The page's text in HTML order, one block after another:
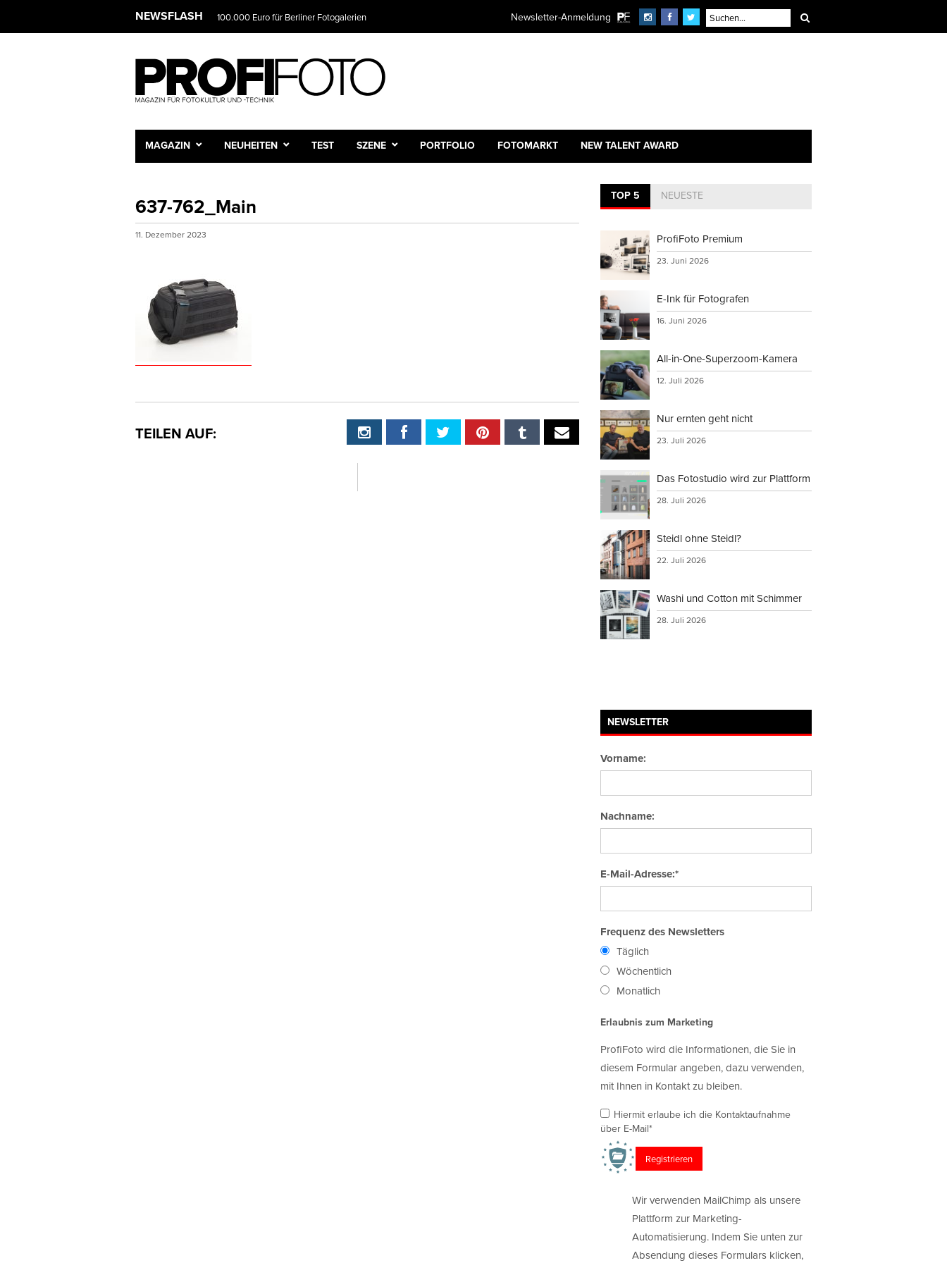
NEWSFLASH 100.000 Euro für Berliner Fotogalerien Newsletter-Anmeldung
MAGAZIN NEUHEITEN TEST SZENE PORTFOLIO FOTOMARKT NEW TALENT AWARD
637-762_Main
11. Dezember 2023
TEILEN AUF:
TOP 5 NEUESTE
ProfiFoto Premium
23. Juni 2026
E-Ink für Fotografen
16. Juni 2026
All-in-One-Superzoom-Kamera
12. Juli 2026
Nur ernten geht nicht
23. Juli 2026
Das Fotostudio wird zur Plattform
28. Juli 2026
Steidl ohne Steidl?
22. Juli 2026
Washi und Cotton mit Schimmer
28. Juli 2026
NEWSLETTER
Vorname:
Nachname:
E-Mail-Adresse:*
Frequenz des Newsletters
Täglich
Wöchentlich
Monatlich
Erlaubnis zum Marketing
ProfiFoto wird die Informationen, die Sie in
diesem Formular angeben, dazu verwenden,
mit Ihnen in Kontakt zu bleiben.
Hiermit erlaube ich die Kontaktaufnahme
über E-Mail*
Wir verwenden MailChimp als unsere
Plattform zur Marketing-
Automatisierung. Indem Sie unten zur
Absendung dieses Formulars klicken,